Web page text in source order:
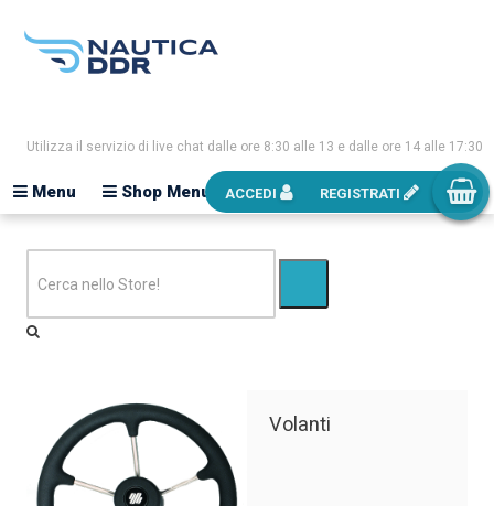
Utilizza il servizio di live chat dalle ore 8:30 alle 13 e dalle ore 14 alle 17:30
Shop Menu
Menu ACCEDI REGISTRATI
Volanti